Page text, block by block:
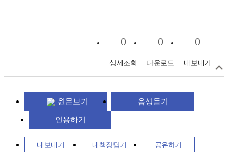
0
상세조회
0
다운로드
0
내보내기
원문보기 음성듣기
인용하기
내보내기 내책장담기 공유하기